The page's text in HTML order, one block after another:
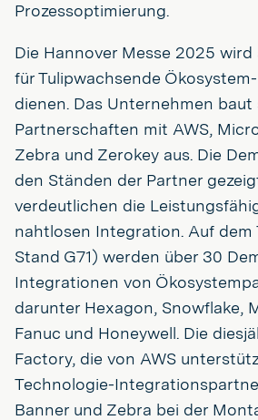
Prozessoptimierung.
Die Hannover Messe 2025 wird
für Tulipwachsende
dienen. Das Unternehmen baut
Partnerschaften mit AWS,
Zebra und Zerokey aus. Die
den Ständen der Partner
verdeutlichen die
nahtlosen Integration. Auf dem
Stand G71) werden über 30
Integrationen von
darunter Hexagon, Snowflake,
Fanuc und Honeywell. Die
Factory, die von AWS
Technologie-
Banner und Zebra bei der